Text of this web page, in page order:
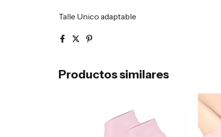
Talle Unico adaptable
Productos similares